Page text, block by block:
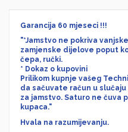
Garancija 60 mjeseci !!!
"*Jamstvo ne pokriva
zamjenske dijelove poput
čepa, ručki.
* Dokaz o kupovini
Prilikom kupnje vašeg
da sačuvate račun u
za jamstvo. Saturo ne čuva
kupaca."
Hvala na razumijevanju.